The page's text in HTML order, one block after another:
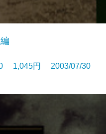
0 1,045円 2003/07/30